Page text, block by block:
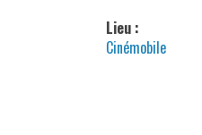
Lieu :
Cinémobile